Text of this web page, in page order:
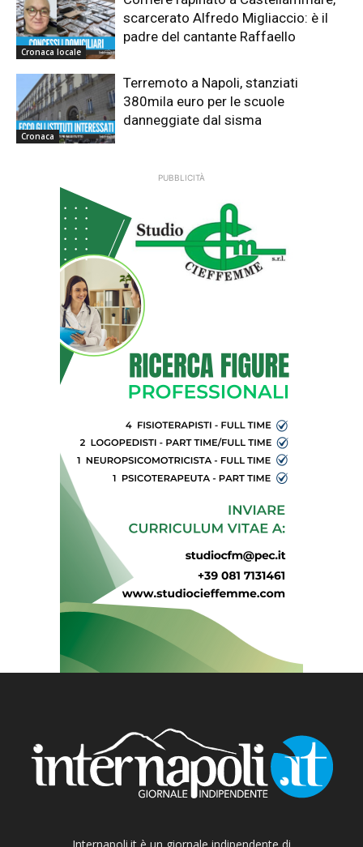
Cronaca locale
scarcerato Alfredo Migliaccio: è il
padre del cantante Raffaello
Cronaca
Terremoto a Napoli, stanziati
380mila euro per le scuole
danneggiate dal sisma
PUBBLICITÀ